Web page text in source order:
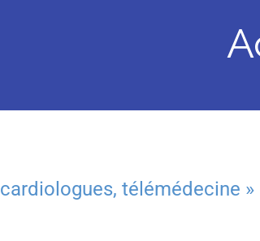
cardiologues, télémédecine »